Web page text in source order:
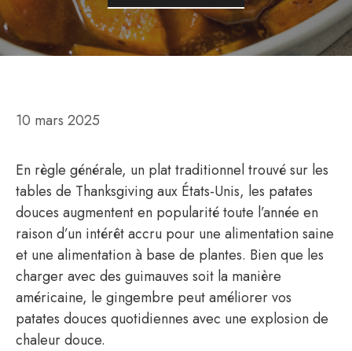
10 mars 2025
En règle générale, un plat traditionnel trouvé sur les
tables de Thanksgiving aux États-Unis, les patates
douces augmentent en popularité toute l’année en
raison d’un intérêt accru pour une alimentation saine
et une alimentation à base de plantes. Bien que les
charger avec des guimauves soit la manière
américaine, le gingembre peut améliorer vos
patates douces quotidiennes avec une explosion de
chaleur douce.